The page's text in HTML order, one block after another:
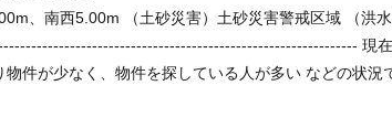
、南西5.00m （土砂災害）土砂災害警戒区域 （洪